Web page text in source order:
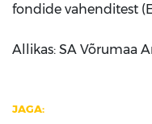
fondide vahenditest
Allikas: SA Võrumaa
JAGA: